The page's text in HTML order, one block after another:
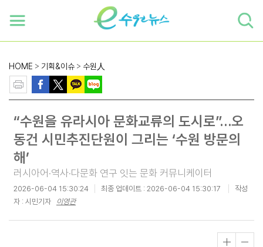
HOME > 기획&이슈 > 수원人
“수원을 유라시아 문화교류의 도시로”…오
동건 시민추진단원이 그리는 ‘수원 방문의
해’
러시아어·역사·다문화 연구 잇는 문화 커뮤니케이터
2026-06-04 15:30:24 최종 업데이트 : 2026-06-04 15:30:17
작성
자 : 시민기자
이영관